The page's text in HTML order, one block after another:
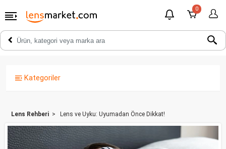
0
Kategoriler
Lens Rehberi Lens ve Uyku: Uyumadan Önce Dikkat!